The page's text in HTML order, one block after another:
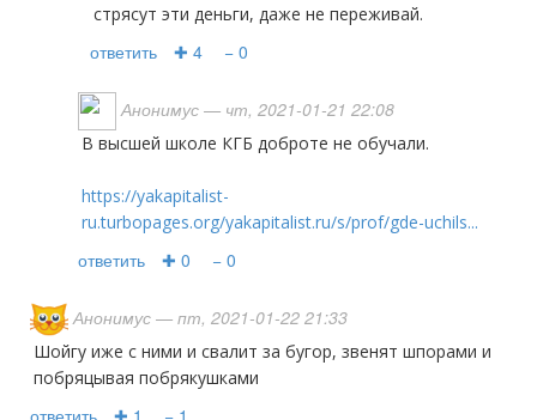
стрясут эти деньги, даже не переживай.
ответить ✚ 4 − 0
Анонимус — чт, 2021-01-21 22:08
В высшей школе КГБ доброте не обучали.
https://yakapitalist-
ru.turbopages.org/yakapitalist.ru/s/prof/gde-uchils...
ответить ✚ 0 − 0
Анонимус — пт, 2021-01-22 21:33
Шойгу иже с ними и свалит за бугор, звенят шпорами и
побряцывая побрякушками
ответить ✚ 1 − 1